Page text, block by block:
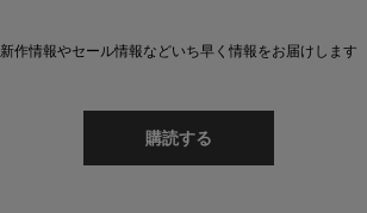
新作情報やセール情報などいち早く情報をお届けします
購読する